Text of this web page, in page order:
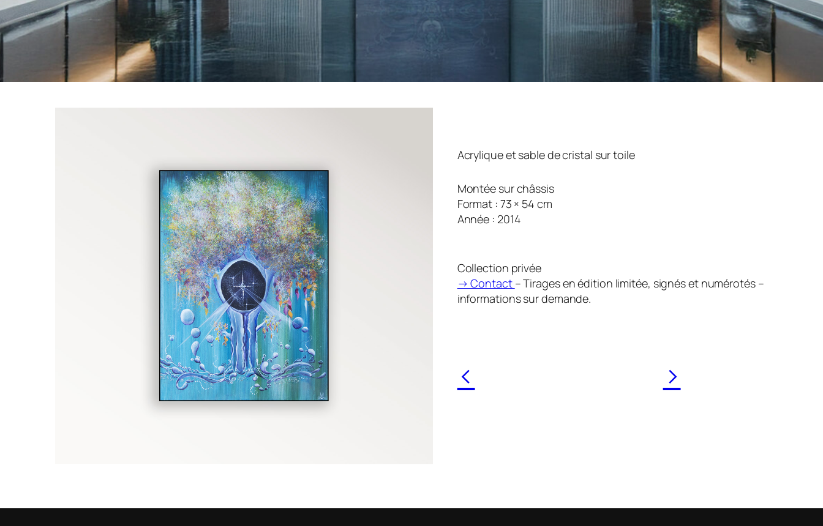
Acrylique et sable de cristal sur toile
Montée sur châssis
Format : 73 × 54 cm
Année : 2014
Collection privée
→ Contact – Tirages en édition limitée, signés et numérotés –
informations sur demande.
< >